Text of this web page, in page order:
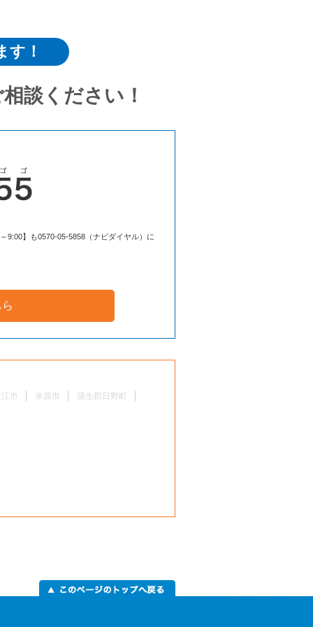
す！
談ください！
9:00】も0570-05-5858（ナビダイヤル）に
市 米原市 蒲生郡日野町